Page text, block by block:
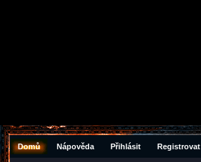
Domů Nápověda Přihlásit Registrovat